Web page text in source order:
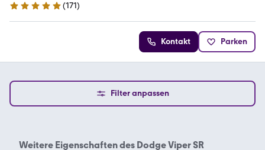
5 Sterne
(171)
Kontakt Parken
Filter anpassen
Weitere Eigenschaften des Dodge Viper SR